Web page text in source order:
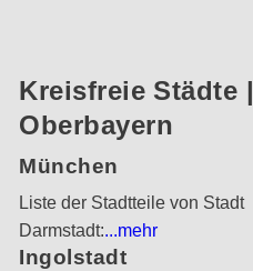
Kreisfreie Städte |
Oberbayern
München
Liste der Stadtteile von Stadt
Darmstadt:...mehr
Ingolstadt